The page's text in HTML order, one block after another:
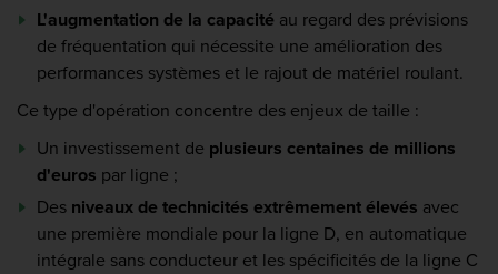
L'augmentation de la capacité au regard des prévisions
de fréquentation qui nécessite une amélioration des
performances systèmes et le rajout de matériel roulant.
Ce type d'opération concentre des enjeux de taille :
Un investissement de plusieurs centaines de millions
d'euros par ligne ;
Des niveaux de technicités extrêmement élevés avec
une première mondiale pour la ligne D, en automatique
intégrale sans conducteur et les spécificités de la ligne C